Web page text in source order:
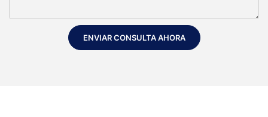
ENVIAR CONSULTA AHORA